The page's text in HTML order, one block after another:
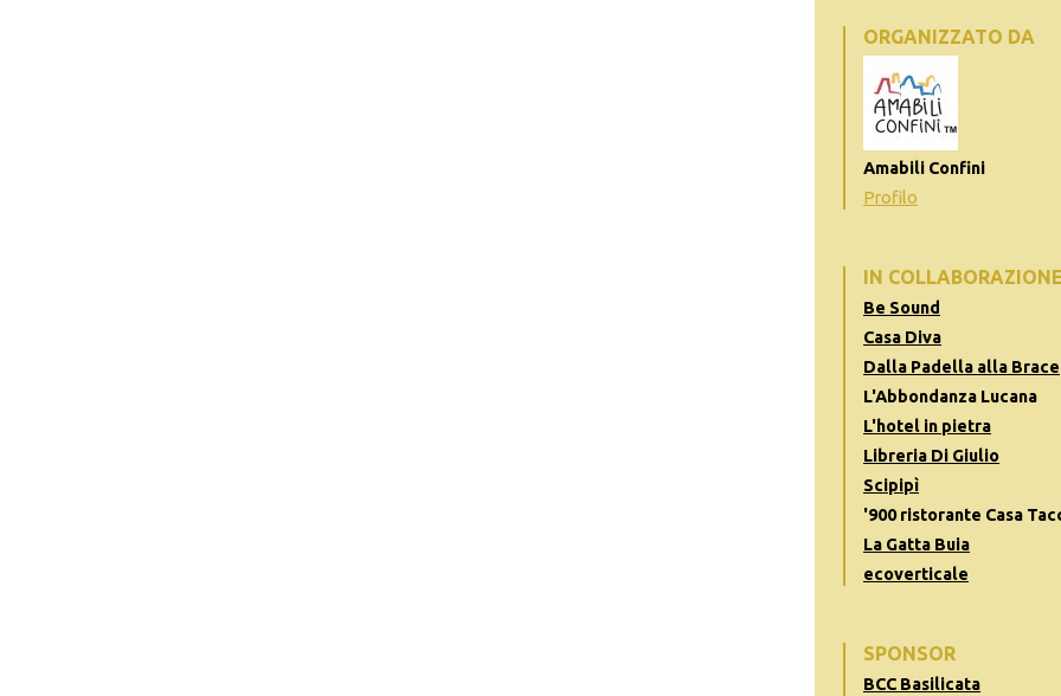
ORGANIZZATO DA
Amabili Confini
Profilo
IN
Be Sound
Casa Diva
Dalla Padella alla Brace
L'Abbondanza Lucana
L'hotel in pietra
Libreria Di Giulio
Scipipì
'900 ristorante Casa
La Gatta Buia
ecoverticale
SPONSOR
BCC Basilicata